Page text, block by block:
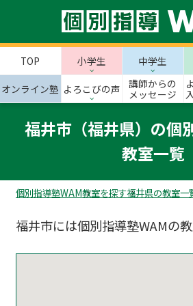
TOP 小学生 中学生
オンライン塾 よろこびの声
講師からの
メッセージ
福井市（福井県）の個
教室一覧
個別指導塾WAM教室を探す福井県の教室一
福井市には個別指導塾WAMの